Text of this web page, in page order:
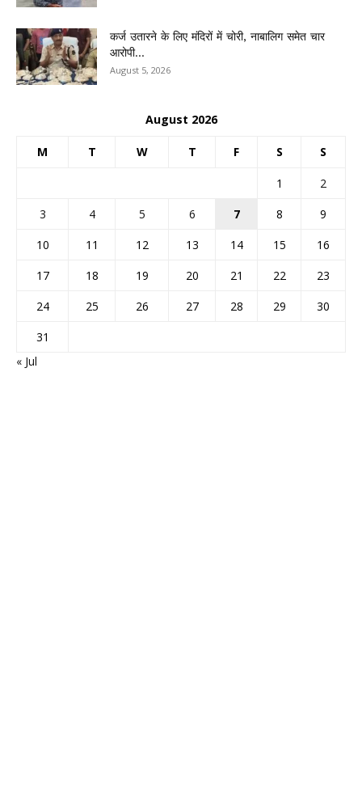
कर्ज उतारने के लिए मंदिरों में चोरी, नाबालिग समेत चार
आरोपी...
August 5, 2026
August 2026
M T W T F S S
1
2
3
4 5 6 7 8
9
10
11 12 13 14 15
16
17
18 19 20 21 22
23
24
25 26 27 28 29
30
31
« Jul